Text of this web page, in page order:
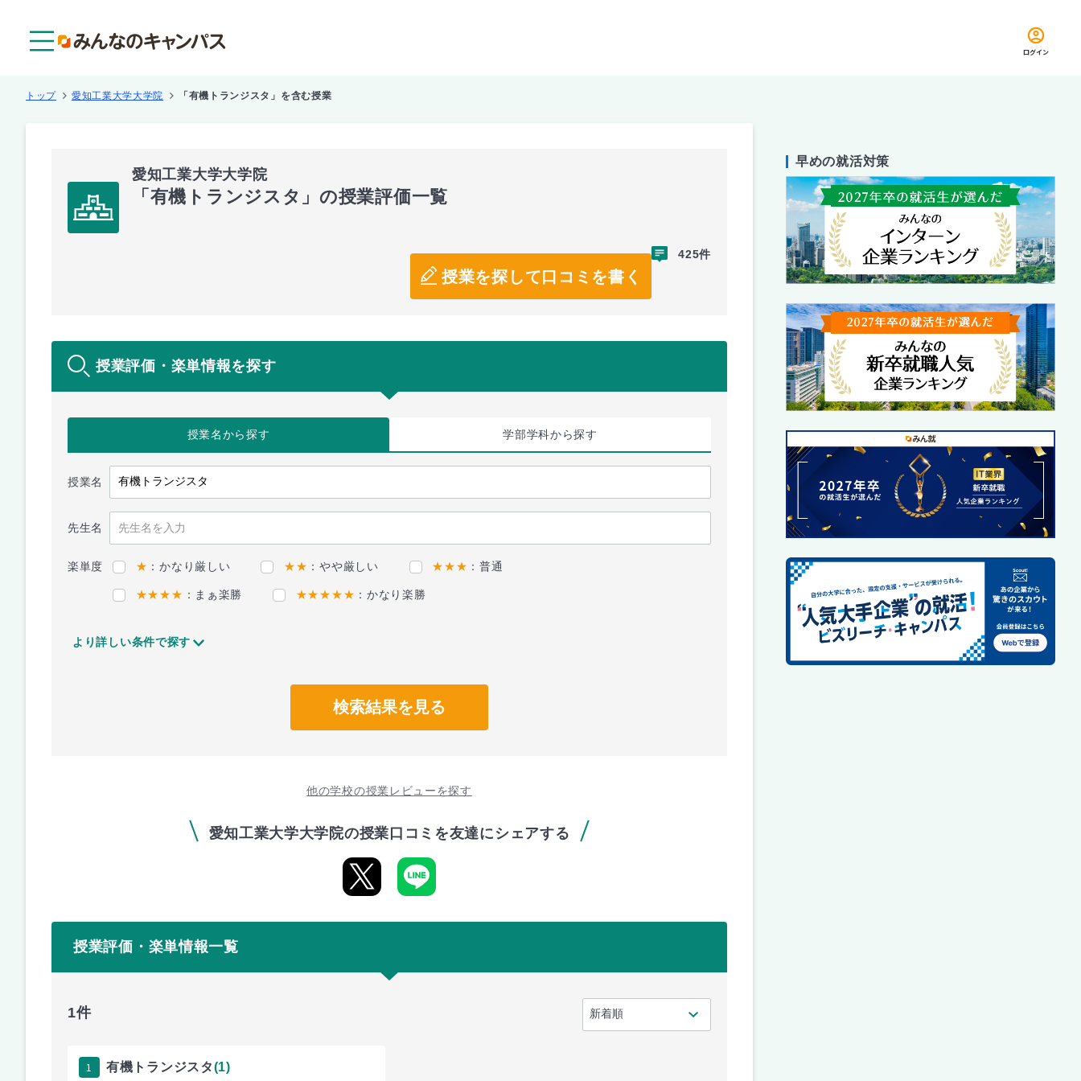
ログイン
トップ 愛知工業大学大学院 「有機トランジスタ」を含む授業
愛知工業大学大学院
「有機トランジスタ」の授業評価一覧
授業を探して口コミを書く
425件
授業評価・楽単情報を探す
授業名から探す 学部学科から探す
授業名
先生名
楽単度 ★ ：かなり厳しい ★★ ：やや厳しい ★★★ ：普通
★★★★ ：まぁ楽勝 ★★★★★ ：かなり楽勝
より詳しい条件で探す
検索結果を見る
他の学校の授業レビューを探す
愛知工業大学大学院の授業口コミを友達にシェアする
授業評価・楽単情報一覧
1件
1 有機トランジスタ(1)
早めの就活対策